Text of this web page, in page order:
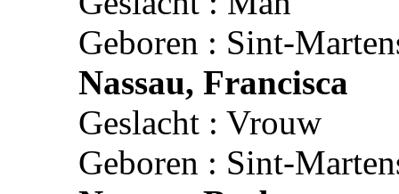
Geboren : Sint-
Nassau, Francisca
Geslacht : Vrouw
Geboren : Sint-